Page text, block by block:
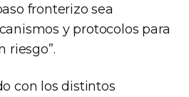
fronterizo sea
y protocolos para
riesgo”.
con los distintos